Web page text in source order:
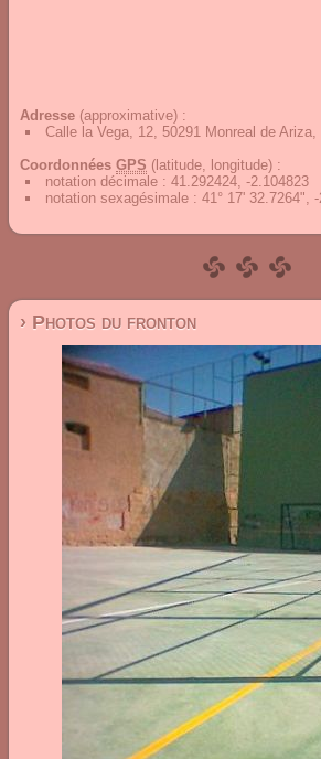
Adresse (approximative) :
Calle la Vega, 12, 50291 Monreal de
Coordonnées GPS (latitude, longitude) :
notation décimale : 41.292424, -2.104823
notation sexagésimale : 41° 17' 32.7264",
› Photos du fronton